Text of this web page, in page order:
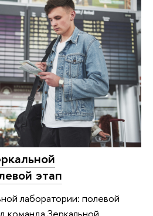
этап
лаборатории: полевой